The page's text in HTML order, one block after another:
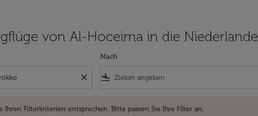
von Al-Hoceima in die Niederlande
close
Nach
flight_land
Ihren Filterkriterien entsprechen. Bitte passen Sie Ihre Filter an.